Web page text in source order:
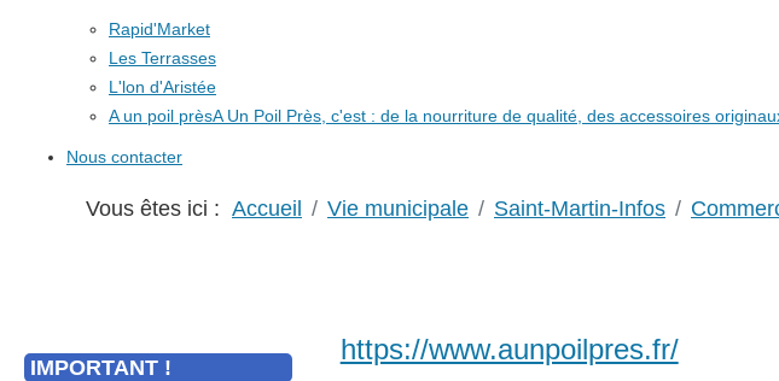
Rapid'Market
Les Terrasses
L'lon d'Aristée
A un poil prèsA Un Poil Près, c'est : de la nourriture de qualité, des accessoires
Nous contacter
Vous êtes ici : Accueil Vie municipale Saint-Martin-Infos
IMPORTANT !
https://www.aunpoilpres.fr/